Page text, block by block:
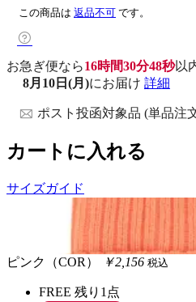
この商品は 返品不可 です。
お急ぎ便なら16時間30分47秒以
8月10日(月)にお届け 詳細
ポスト投函対象品 (単品注
カートに入れる
サイズガイド
ピンク（COR） ￥2,156 税込
FREE 残り1点